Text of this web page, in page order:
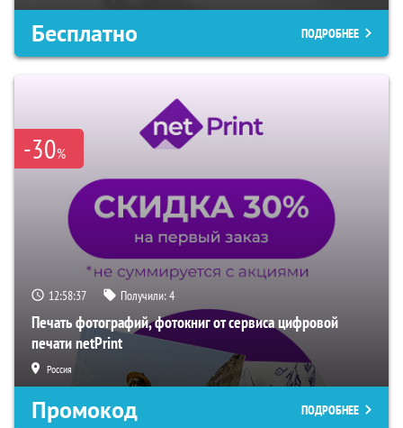
Бесплатно ПОДРОБНЕЕ
-30%
12:58:36 Получили:4
Печать фотографий, фотокниг от сервиса цифровой
печати netPrint
Россия
Промокод ПОДРОБНЕЕ